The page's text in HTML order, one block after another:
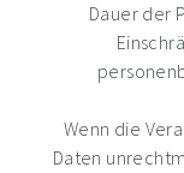
Dauer der
Wenn die
Daten